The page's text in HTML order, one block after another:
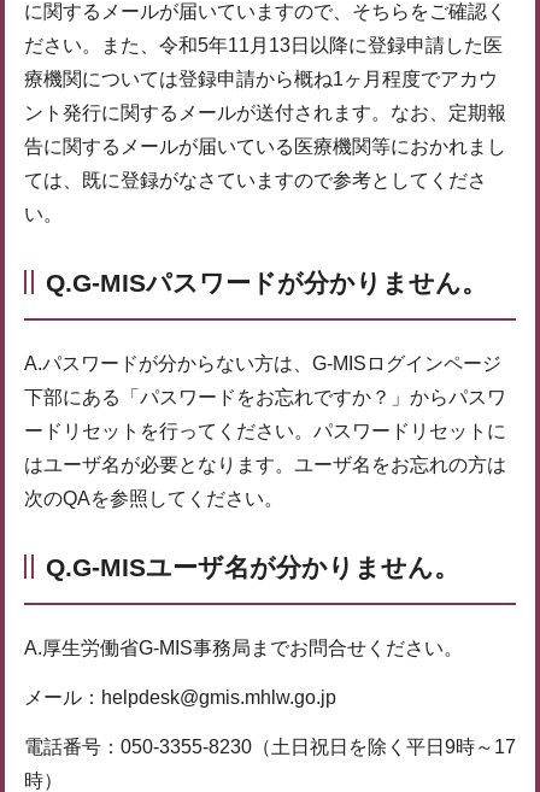
に関するメールが届いていますので、そちらをご確認く
ださい。また、令和5年11月13日以降に登録申請した医
療機関については登録申請から概ね1ヶ月程度でアカウ
ント発行に関するメールが送付されます。なお、定期報
告に関するメールが届いている医療機関等におかれまし
ては、既に登録がなさていますので参考としてくださ
い。
Q.G-MISパスワードが分かりません。
A.パスワードが分からない方は、G-MISログインページ
下部にある「パスワードをお忘れですか？」からパスワ
ードリセットを行ってください。パスワードリセットに
はユーザ名が必要となります。ユーザ名をお忘れの方は
次のQAを参照してください。
Q.G-MISユーザ名が分かりません。
A.厚生労働省G-MIS事務局までお問合せください。
メール：helpdesk@gmis.mhlw.go.jp
電話番号：050-3355-8230（土日祝日を除く平日9時～17
時）